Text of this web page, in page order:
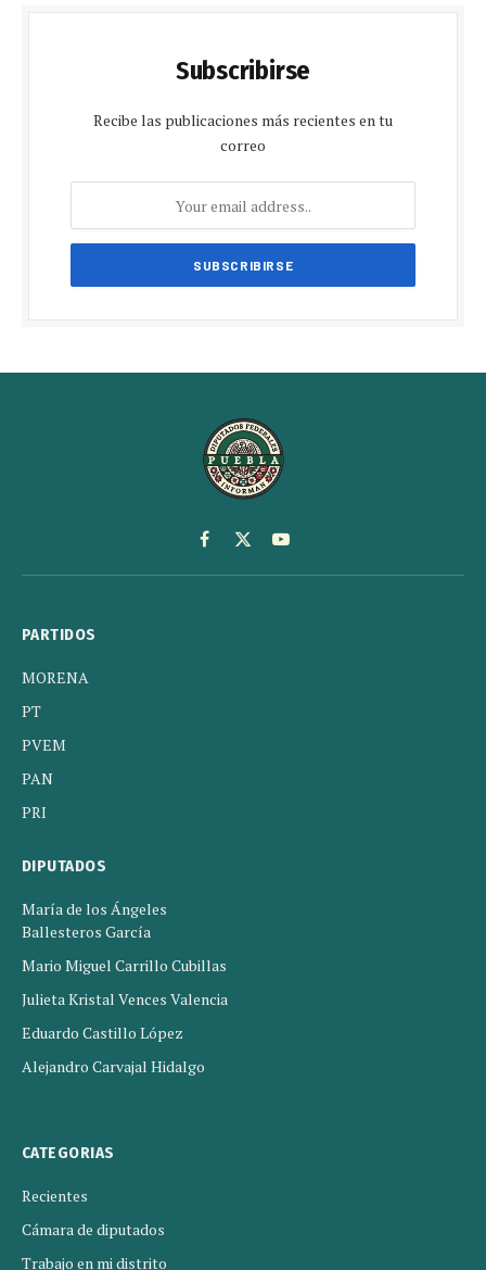
Subscribirse
Recibe las publicaciones más recientes en tu
correo
Facebook
X
(Twitter)
YouTube
PARTIDOS
MORENA
PT
PVEM
PAN
PRI
DIPUTADOS
María de los Ángeles
Ballesteros García
Mario Miguel Carrillo Cubillas
Julieta Kristal Vences Valencia
Eduardo Castillo López
Alejandro Carvajal Hidalgo
CATEGORIAS
Recientes
Cámara de diputados
Trabajo en mi distrito